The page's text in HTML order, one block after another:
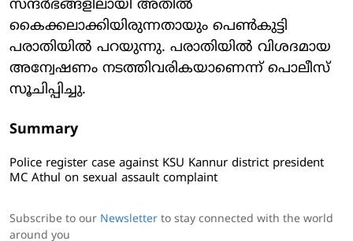
സന്ദര്‍ഭങ്ങളിലായി അതില്‍
കൈക്കലാക്കിയിരുന്നതായും പെണ്‍കുട്ടി
പരാതിയില്‍ പറയുന്നു. പരാതിയില്‍ വിശദമായ
അന്വേഷണം നടത്തിവരികയാണെന്ന് പൊലീസ്
സൂചിപ്പിച്ചു.
Summary
Police register case against KSU Kannur district president
MC Athul on sexual assault complaint
Subscribe to our Newsletter to stay connected with the world
around you